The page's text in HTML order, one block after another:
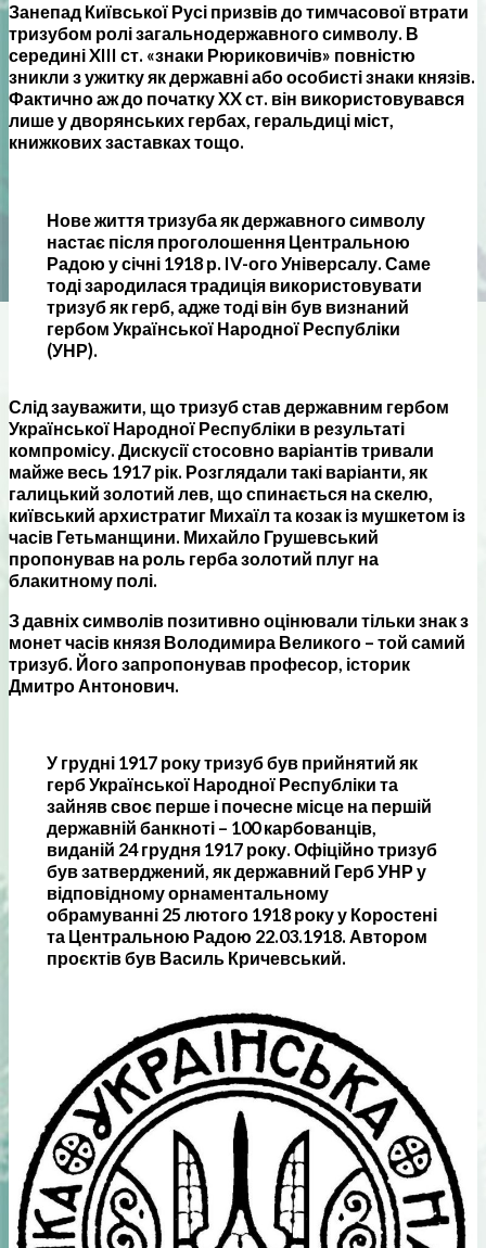
Занепад Київської Русі призвів до тимчасової втрати
тризубом ролі загальнодержавного символу. В
середині XIII ст. «знаки Рюриковичів» повністю
зникли з ужитку як державні або особисті знаки князів.
Фактично аж до початку XX ст. він використовувався
лише у дворянських гербах, геральдиці міст,
книжкових заставках тощо.
Нове життя тризуба як державного символу
настає після проголошення Центральною
Радою у січні 1918 р. IV-ого Універсалу. Саме
тоді зародилася традиція використовувати
тризуб як герб, адже тоді він був визнаний
гербом Української Народної Республіки
(УНР).
Слід зауважити, що тризуб став державним гербом
Української Народної Республіки в результаті
компромісу. Дискусії стосовно варіантів тривали
майже весь 1917 рік. Розглядали такі варіанти, як
галицький золотий лев, що спинається на скелю,
київський архистратиг Михаїл та козак із мушкетом із
часів Гетьманщини. Михайло Грушевський
пропонував на роль герба золотий плуг на
блакитному полі.
З давніх символів позитивно оцінювали тільки знак з
монет часів князя Володимира Великого – той самий
тризуб. Його запропонував професор, історик
Дмитро Антонович.
У грудні 1917 року тризуб був прийнятий як
герб Української Народної Республіки та
зайняв своє перше і почесне місце на першій
державній банкноті – 100 карбованців,
виданій 24 грудня 1917 року. Офіційно тризуб
був затверджений, як державний Герб УНР у
відповідному орнаментальному
обрамуванні 25 лютого 1918 року у Коростені
та Центральною Радою 22.03.1918. Автором
проєктів був Василь Кричевський.